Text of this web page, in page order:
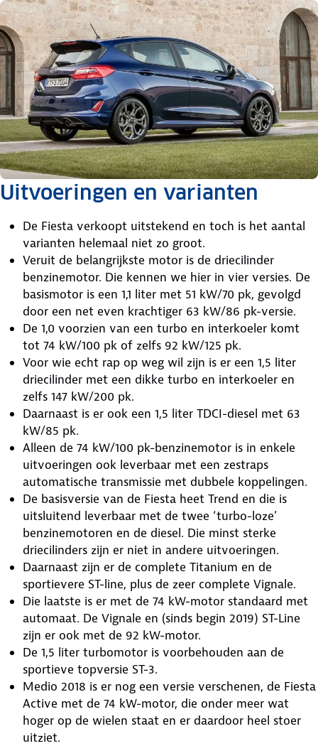
Uitvoeringen en varianten
De Fiesta verkoopt uitstekend en toch is het aantal
varianten helemaal niet zo groot.
Veruit de belangrijkste motor is de driecilinder
benzinemotor. Die kennen we hier in vier versies. De
basismotor is een 1,1 liter met 51 kW/70 pk, gevolgd
door een net even krachtiger 63 kW/86 pk-versie.
De 1,0 voorzien van een turbo en interkoeler komt
tot 74 kW/100 pk of zelfs 92 kW/125 pk.
Voor wie echt rap op weg wil zijn is er een 1,5 liter
driecilinder met een dikke turbo en interkoeler en
zelfs 147 kW/200 pk.
Daarnaast is er ook een 1,5 liter TDCI-diesel met 63
kW/85 pk.
Alleen de 74 kW/100 pk-benzinemotor is in enkele
uitvoeringen ook leverbaar met een zestraps
automatische transmissie met dubbele koppelingen.
De basisversie van de Fiesta heet Trend en die is
uitsluitend leverbaar met de twee ‘turbo-loze’
benzinemotoren en de diesel. Die minst sterke
driecilinders zijn er niet in andere uitvoeringen.
Daarnaast zijn er de complete Titanium en de
sportievere ST-line, plus de zeer complete Vignale.
Die laatste is er met de 74 kW-motor standaard met
automaat. De Vignale en (sinds begin 2019) ST-Line
zijn er ook met de 92 kW-motor.
De 1,5 liter turbomotor is voorbehouden aan de
sportieve topversie ST-3.
Medio 2018 is er nog een versie verschenen, de Fiesta
Active met de 74 kW-motor, die onder meer wat
hoger op de wielen staat en er daardoor heel stoer
uitziet.